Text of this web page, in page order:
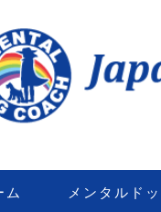
ム メンタルド